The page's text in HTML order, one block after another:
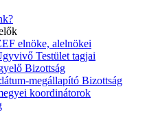
elnöke, alelnökei
Testület tagjai
Bizottság
megállapító Bizottság
koordinátorok